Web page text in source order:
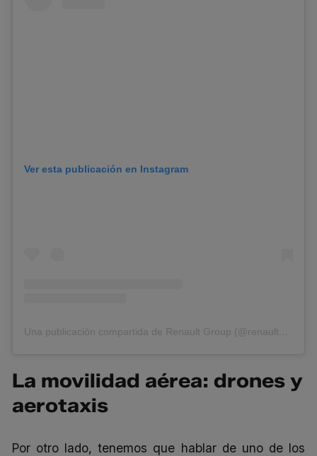
Ver esta publicación en Instagram
La movilidad aérea: drones y
aerotaxis
Por otro lado, tenemos que hablar de uno de los